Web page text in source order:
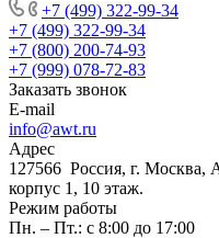
+7 (499) 322-99-34
+7 (499) 322-99-34
+7 (800) 200-74-93
+7 (999) 078-72-83
Заказать звонок
E-mail
info@awt.ru
Адрес
127566 Россия, г. Москва,
корпус 1, 10 этаж.
Режим работы
Пн. – Пт.: с 8:00 до 17:00